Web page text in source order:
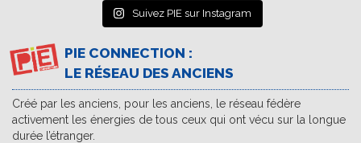
Suivez PIE sur Instagram
PIE CONNECTION :
LE RÉSEAU DES ANCIENS
Créé par les anciens, pour les anciens, le réseau fédère
activement les énergies de tous ceux qui ont vécu sur la longue
durée l’étranger.